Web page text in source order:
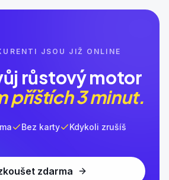
JSOU JIŽ ONLINE
růstový motor
příštích 3 minut.
Bez karty Kdykoli zrušíš
zdarma